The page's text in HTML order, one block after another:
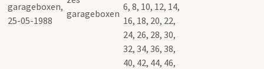
garageboxen
6, 8, 10, 12, 14,
16, 18, 20, 22,
24, 26, 28, 30,
32, 34, 36, 38,
40, 42, 44, 46,